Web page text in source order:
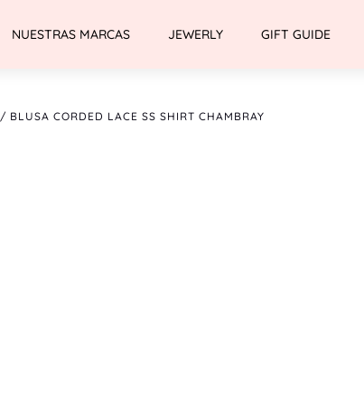
NUESTRAS MARCAS JEWERLY GIFT GUIDE
/ BLUSA CORDED LACE SS SHIRT CHAMBRAY